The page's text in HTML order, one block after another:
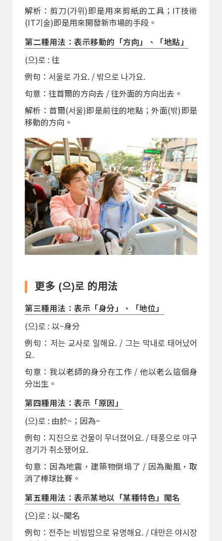
解析：剪刀(가위)即是用來剪紙的工具；IT技術
(IT기술)即是用來開發新市場的手段。
第二種用法：表示移動的「方向」、「地點」
(으)로 : 往
例句：서울로 가요. / 밖으로 나가요.
句意：往首爾的方向去 / 往外面的方向出去。
解析：首爾(서울)即是前往的地點；外面(밖)即是
移動的方向。
更多 (으)로 的用法
第三種用法：表示「身分」、「地位」
(으)로 : 以~身分
例句：저는 교사로 일해요. / 그는 막내로 태어났어
요.
句意：我以老師的身分在工作 / 他以老么這個身
分出生。
第四種用法：表示「原因」
(으)로 : 由於~；因為~
例句：지진으로 건물이 무너졌어요. / 태풍으로 야구
경기가 취소됐어요.
句意：因為地震，建築物倒塌了 / 因為颱風，取
消了棒球比賽。
第五種用法：表示某地以「某種特色」聞名
(으)로 : 以~聞名
例句：전주는 비빔밥으로 유명해요. / 대만은 야시장